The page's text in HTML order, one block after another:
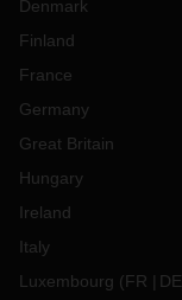
Denmark
Finland
France
Germany
Great Britain
Hungary
Ireland
Italy
Luxembourg (FR DE